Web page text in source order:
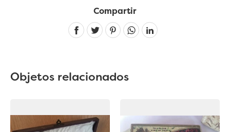
Compartir
Linkedin
Objetos relacionados